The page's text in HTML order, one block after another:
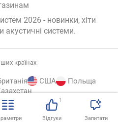
Відгуки
1
Запитати
2026 - новинки, хіти
акустичні системи.
країнах
США
Польща
ВГОРУ